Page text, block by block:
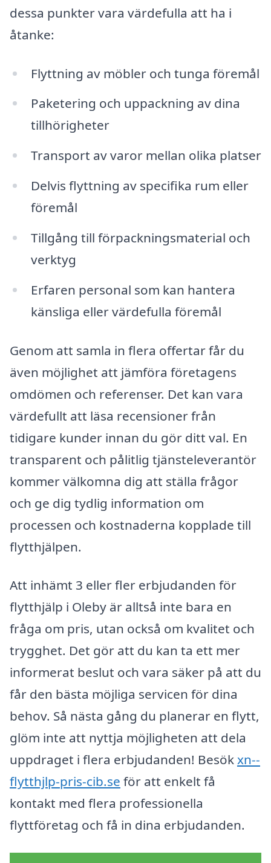
dessa punkter vara värdefulla att ha i
åtanke:
Flyttning av möbler och tunga föremål
Paketering och uppackning av dina
tillhörigheter
Transport av varor mellan olika platser
Delvis flyttning av specifika rum eller
föremål
Tillgång till förpackningsmaterial och
verktyg
Erfaren personal som kan hantera
känsliga eller värdefulla föremål
Genom att samla in flera offertar får du
även möjlighet att jämföra företagens
omdömen och referenser. Det kan vara
värdefullt att läsa recensioner från
tidigare kunder innan du gör ditt val. En
transparent och pålitlig tjänsteleverantör
kommer välkomna dig att ställa frågor
och ge dig tydlig information om
processen och kostnaderna kopplade till
flytthjälpen.
Att inhämt 3 eller fler erbjudanden för
flytthjälp i Oleby är alltså inte bara en
fråga om pris, utan också om kvalitet och
trygghet. Det gör att du kan ta ett mer
informerat beslut och vara säker på att du
får den bästa möjliga servicen för dina
behov. Så nästa gång du planerar en flytt,
glöm inte att nyttja möjligheten att dela
uppdraget i flera erbjudanden! Besökxn--
flytthjlp-pris-cib.se för att enkelt få
kontakt med flera professionella
flyttföretag och få in dina erbjudanden.